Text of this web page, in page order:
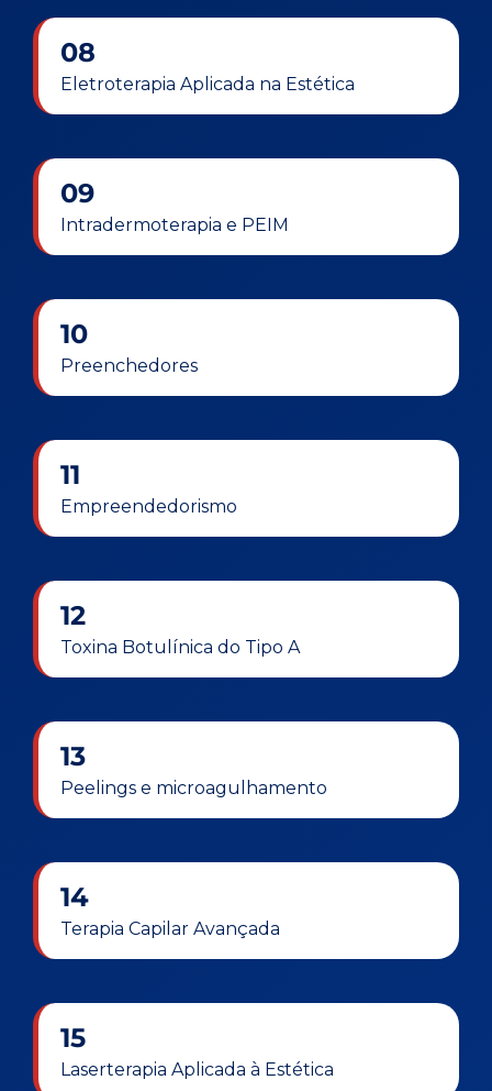
08
Eletroterapia Aplicada na Estética
09
Intradermoterapia e PEIM
10
Preenchedores
11
Empreendedorismo
12
Toxina Botulínica do Tipo A
13
Peelings e microagulhamento
14
Terapia Capilar Avançada
15
Laserterapia Aplicada à Estética